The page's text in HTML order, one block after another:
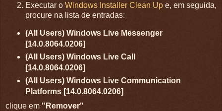
Executar o Windows Installer Clean Up e, em seguida,
procure na lista de entradas:
(All Users) Windows Live Messenger
[14.0.8064.0206]
(All Users) Windows Live Call
[14.0.8064.0206]
(All Users) Windows Live Communication
Platforms [14.0.8064.0206]
clique em "Remover"